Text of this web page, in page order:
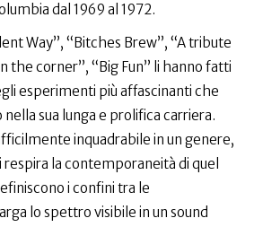
dal 1969 al 1972.
Way”, “Bitches Brew”, “A tribute
the corner”, “Big Fun” li hanno fatti
esperimenti più affascinanti che
nella sua lunga e prolifica carriera.
inquadrabile in un genere,
respira la contemporaneità di quel
i confini tra le
lo spettro visibile in un sound